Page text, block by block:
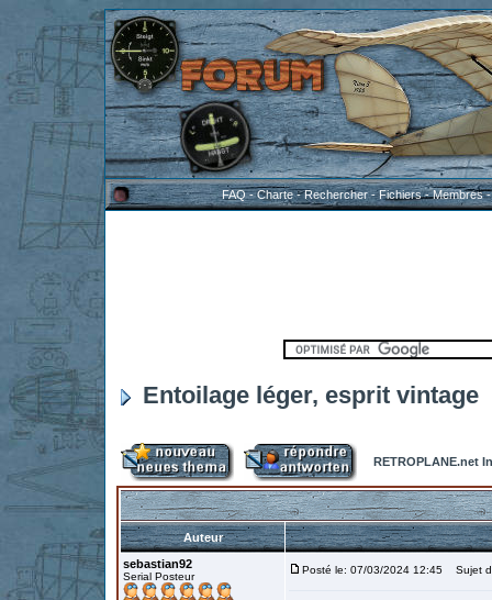
FAQ-Charte-Rechercher-Fichiers-Membres
Entoilage léger, esprit vintage
RETROPLANE.net
Auteur
sebastian92
Serial Posteur
Posté le: 07/03/2024 12:45 Sujet